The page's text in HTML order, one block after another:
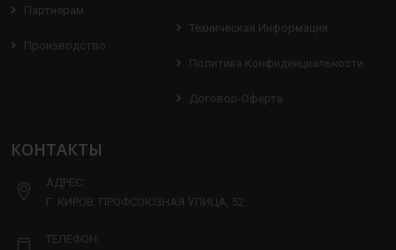
Партнерам
Производство
Техническая Информация
Политика Конфиденциальности
Договор-Оферта
КОНТАКТЫ
АДРЕС:
Г. КИРОВ, ПРОФСОЮЗНАЯ УЛИЦА, 52
ТЕЛЕФОН: